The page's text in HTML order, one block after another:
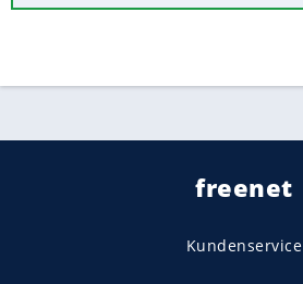
freenet
Kundenservice